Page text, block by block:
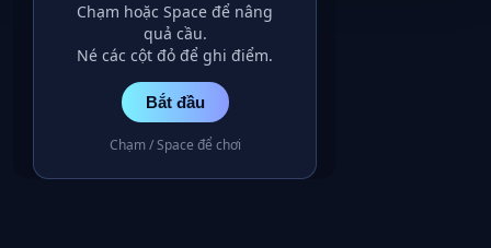
Chạm hoặc Space để nâng
quả cầu.
Né các cột đỏ để ghi điểm.
Bắt đầu
Chạm / Space để chơi